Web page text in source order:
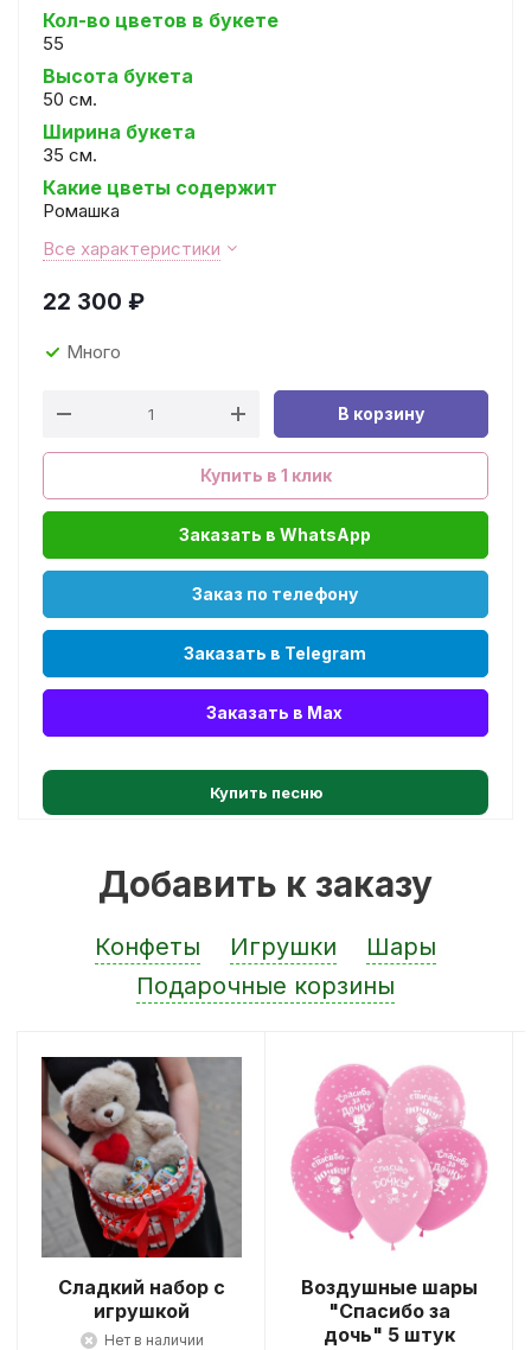
Кол-во цветов в букете
55
Высота букета
50 см.
Ширина букета
35 см.
Какие цветы содержит
Ромашка
Все характеристики
22 300 ₽
Много
В корзину
Купить в 1 клик
Заказать в WhatsApp
Заказ по телефону
Заказать в Telegram
Заказать в Max
Купить песню
Добавить к заказу
Конфеты Игрушки
Шары
Подарочные корзины
Сладкий набор с
игрушкой
Нет в наличии
Воздушные шары
"Спасибо за
дочь" 5 штук